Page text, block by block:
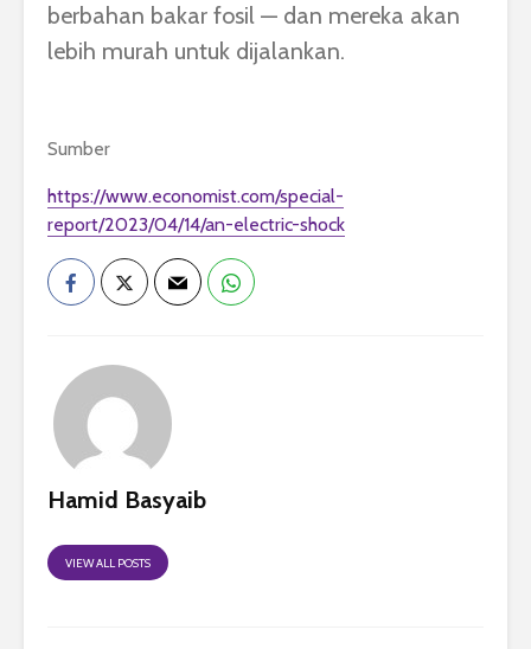
berbahan bakar fosil — dan mereka akan
lebih murah untuk dijalankan.
Sumber
https://www.economist.com/special-
report/2023/04/14/an-electric-shock
Hamid Basyaib
VIEW ALL POSTS